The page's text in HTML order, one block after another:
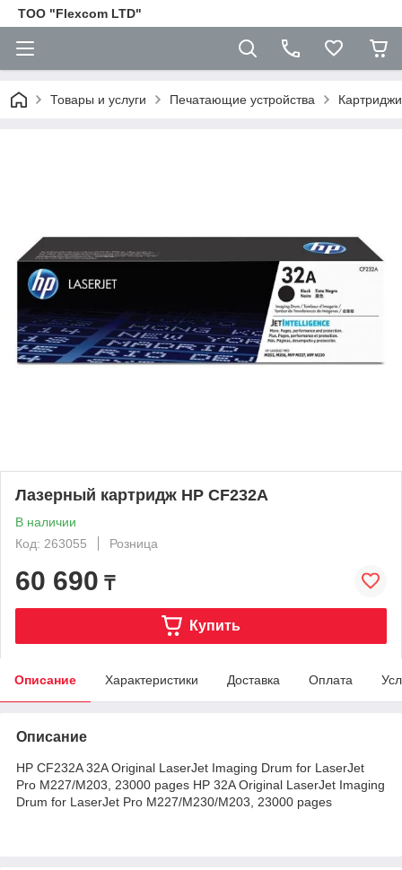
ТОО "Flexcom LTD"
Товары и услуги Печатающие устройства
Лазерный картридж HP CF232A
В наличии
Код: 263055
Розница
60 690 ₸
Купить
Описание Характеристики Доставка Оплата
Описание
HP CF232A 32A Original LaserJet Imaging Drum for LaserJet
Pro M227/M203, 23000 pages HP 32A Original LaserJet Imaging
Drum for LaserJet Pro M227/M230/M203, 23000 pages